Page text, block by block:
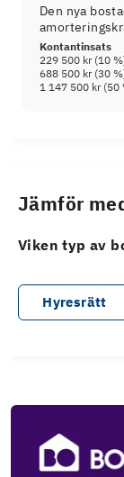
Den nya
Kontantinsats
229 500 kr(10
688 500 kr(30
1 147 500 kr(50
Jämför
Viken typ av
Hyresrätt